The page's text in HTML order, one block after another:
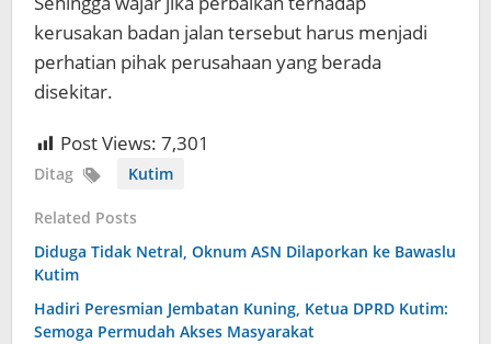
kerusakan badan jalan tersebut harus menjadi
perhatian pihak perusahaan yang berada
disekitar.
Post Views: 7,301
Ditag Kutim
Related Posts
Diduga Tidak Netral, Oknum ASN Dilaporkan ke Bawaslu
Kutim
Hadiri Peresmian Jembatan Kuning, Ketua DPRD Kutim:
Semoga Permudah Akses Masyarakat